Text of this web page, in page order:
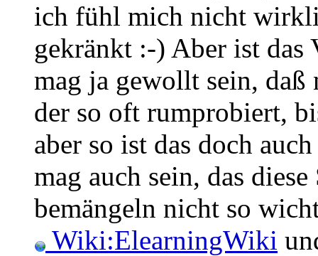
ich fühl mich nicht
gekränkt :-) Aber ist das
mag ja gewollt sein,
der so oft rumprobiert,
aber so ist das doch
mag auch sein, das
bemängeln nicht so
Wiki:ElearningWiki